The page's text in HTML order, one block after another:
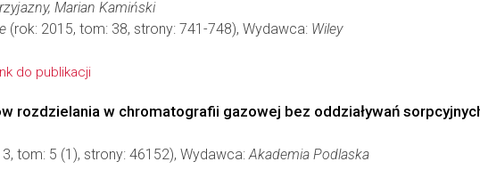
Marian Kamiński
(rok: 2015, tom: 38, strony: 741-748), Wydawca: Wiley
do publikacji
rozdzielania w chromatografii gazowej bez oddziaływań
tom: 5 (1), strony: 46152), Wydawca:Akademia Podlaska